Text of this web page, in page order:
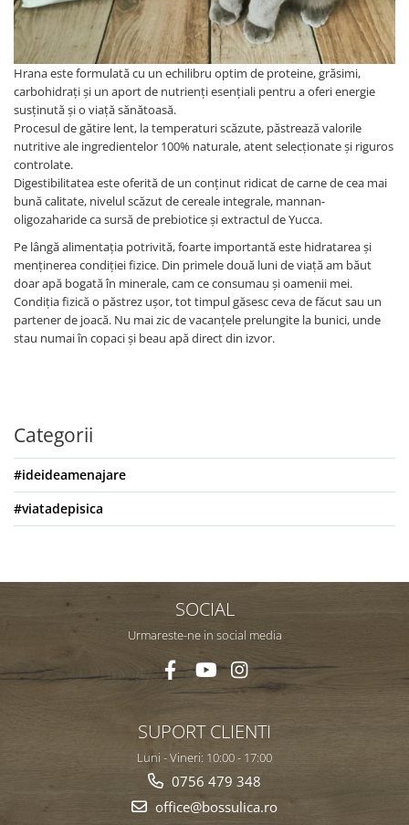
Hrana este formulată cu un echilibru optim de proteine, grăsimi,
carbohidrați și un aport de nutrienți esențiali pentru a oferi energie
susținută și o viață sănătoasă.
Procesul de gătire lent, la temperaturi scăzute, păstrează valorile
nutritive ale ingredientelor 100% naturale, atent selecționate și riguros
controlate.
Digestibilitatea este oferită de un conținut ridicat de carne de cea mai
bună calitate, nivelul scăzut de cereale integrale, mannan-
oligozaharide ca sursă de prebiotice și extractul de Yucca.
Pe lângă alimentația potrivită, foarte importantă este hidratarea și
menținerea condiției fizice. Din primele două luni de viață am băut
doar apă bogată în minerale, cam ce consumau și oamenii mei.
Condiția fizică o păstrez ușor, tot timpul găsesc ceva de făcut sau un
partener de joacă. Nu mai zic de vacanțele prelungite la bunici, unde
stau numai în copaci și beau apă direct din izvor.
Categorii
#ideideamenajare
#viatadepisica
SOCIAL
Urmareste-ne in social media
SUPORT CLIENTI
Luni - Vineri: 10:00 - 17:00
0756 479 348
office@bossulica.ro